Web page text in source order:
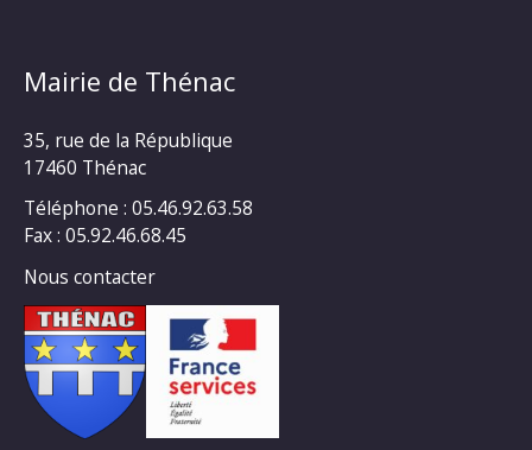
Mairie de Thénac
35, rue de la République
17460 Thénac
Téléphone : 05.46.92.63.58
Fax : 05.92.46.68.45
Nous contacter